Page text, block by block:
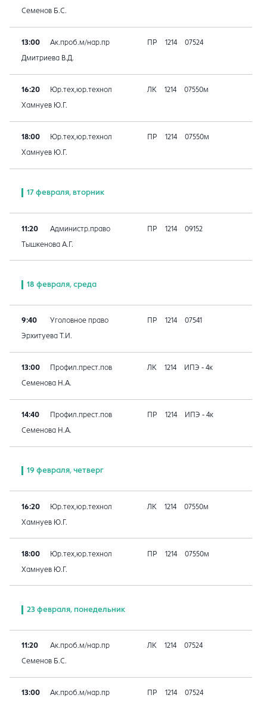
Семенов Б.С.
13:00 Ак.проб.м/нар.пр ПР 1214 07524
Дмитриева В.Д.
16:20 Юр.тех,юр.технол ЛК 1214 07550м
Хамнуев Ю.Г.
18:00 Юр.тех,юр.технол ПР 1214 07550м
Хамнуев Ю.Г.
17 февраля, вторник
11:20 Администр.право ПР 1214 09152
Тышкенова А.Г.
18 февраля, среда
9:40 Уголовное право ПР 1214 07541
Эрхитуева Т.И.
13:00 Профил.прест.пов ЛК 1214 ИПЭ - 4к
Семенова Н.А.
14:40 Профил.прест.пов ПР 1214 ИПЭ - 4к
Семенова Н.А.
19 февраля, четверг
16:20 Юр.тех,юр.технол ЛК 1214 07550м
Хамнуев Ю.Г.
18:00 Юр.тех,юр.технол ПР 1214 07550м
Хамнуев Ю.Г.
23 февраля, понедельник
11:20 Ак.проб.м/нар.пр ЛК 1214 07524
Семенов Б.С.
13:00 Ак.проб.м/нар.пр ПР 1214 07524